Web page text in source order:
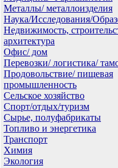
Металлы/ металлоизделия
Наука/Исследования/
Недвижимость,
архитектура
Офис/ дом
Перевозки/ логистика/
Продовольствие/ пищевая
промышленность
Сельское хозяйство
Спорт/отдых/туризм
Сырье, полуфабрикаты
Топливо и энергетика
Транспорт
Химия
Экология